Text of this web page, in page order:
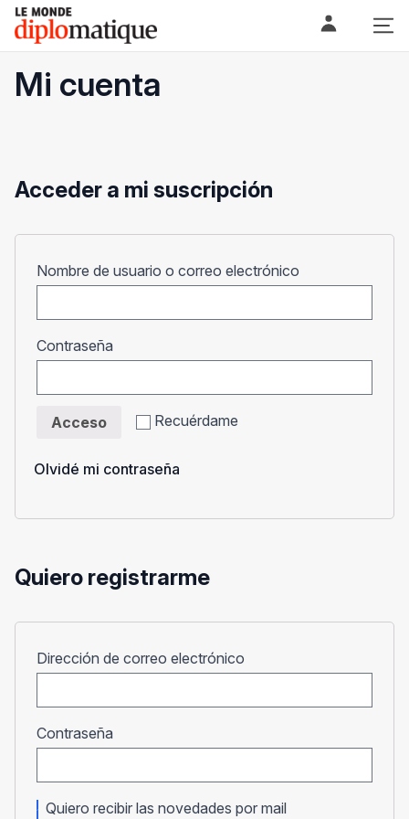
Skip
content
Le monde diplomatique
Mi cuenta
Acceder a mi suscripción
Nombre de usuario o correo electrónico
Contraseña
Recuérdame
Acceso
Olvidé mi contraseña
Quiero registrarme
Dirección de correo electrónico
Contraseña
Quiero recibir las novedades por mail